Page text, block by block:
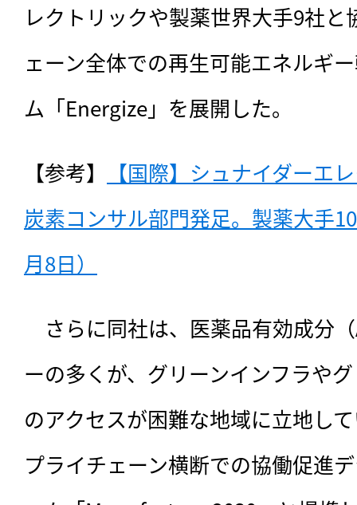
レクトリックや製薬世界大手9社
ェーン全体での再生可能エネルギ
ム「Energize」を展開した。
【参考】
【国際】シュナイダーエ
炭素コンサル部門発足。製薬大手
月8日）
さらに同社は、医薬品有効成分
ーの多くが、グリーンインフラや
のアクセスが困難な地域に立地し
プライチェーン横断での協働促進